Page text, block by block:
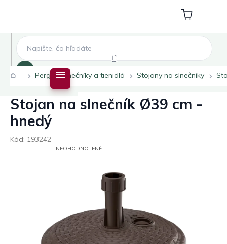
Nákupný
košík
Domov
Pergoly slnečníky a tienidlá Stojany na slnečníky
Stojan na slnečník Ø39 cm -
hnedý
Kód: 193242
PRIEMERNÉNEOHODNOTENÉ